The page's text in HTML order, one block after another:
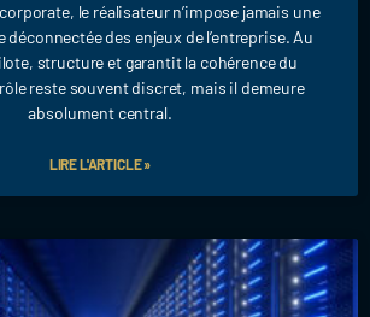
le réalisateur n’impose jamais une
des enjeux de l’entreprise. Au
structure et garantit la cohérence du
reste souvent discret, mais il demeure
absolument central.
LIRE L'ARTICLE »